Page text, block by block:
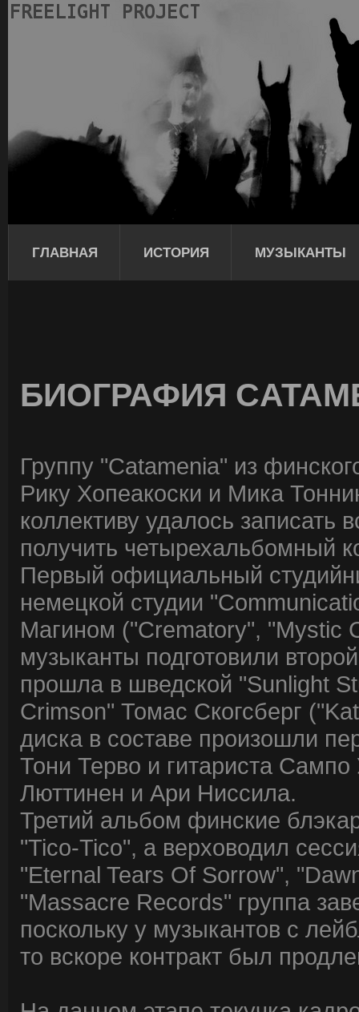
ГЛАВНАЯ ИСТОРИЯ МУЗЫКАНТЫ
БИОГРАФИЯ
Группу "Catamenia" из
Рику Хопеакоски и Мика
коллективу удалось записать
получить четырехальбомный
Первый официальный
немецкой студии
Магином ("Crematory", "Mystic
музыканты подготовили
прошла в шведской "Sunlight
Crimson" Томас Скогсберг
диска в составе произошли
Тони Терво и гитариста Сампо
Люттинен и Ари Ниссила.
Третий альбом финские
"Tico-Tico", а верховодил
"Eternal Tears Of Sorrow",
"Massacre Records" группа
поскольку у музыкантов с
то вскоре контракт был